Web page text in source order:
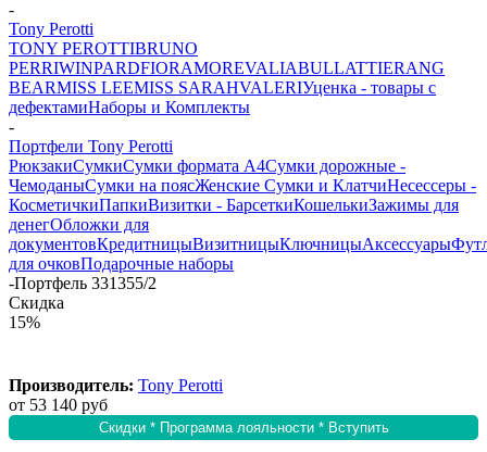
-
Tony Perotti
TONY PEROTTIBRUNO
PERRIWINPARDFIORAMOREVALIABULLATTIERANG
BEARMISS LEEMISS SARAHVALERIУценка - товары с
дефектамиНаборы и Комплекты
-
Портфели Tony Perotti
РюкзакиСумкиСумки формата А4Сумки дорожные -
ЧемоданыСумки на поясЖенские Сумки и КлатчиНесессеры -
КосметичкиПапкиВизитки - БарсеткиКошелькиЗажимы для
денегОбложки для
документовКредитницыВизитницыКлючницыАксессуары
для очковПодарочные наборы
-Портфель 331355/2
Скидка
15%
Производитель: Tony Perotti
от 53 140 руб
Скидки * Программа лояльности * Вступить